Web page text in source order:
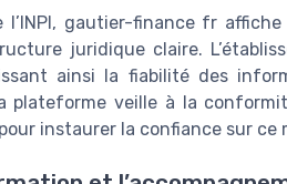
l’INPI, gautier-finance fr
juridique claire.
ainsi la fiabilité des
plateforme veille à la
instaurer la confiance sur ce